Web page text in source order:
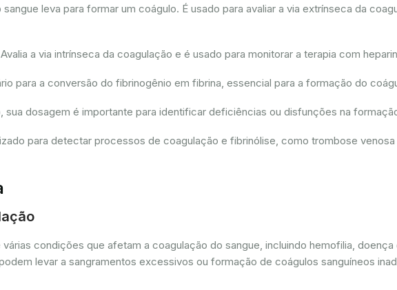
leva para formar um coágulo. É usado para avaliar a via extrínseca da
a via intrínseca da coagulação e é usado para monitorar a terapia com
para a conversão do fibrinogênio em fibrina, essencial para a formação do
sua dosagem é importante para identificar deficiências ou disfunções na
para detectar processos de coagulação e fibrinólise, como trombose
condições que afetam a coagulação do sangue, incluindo hemofilia, doença
levar a sangramentos excessivos ou formação de coágulos sanguíneos